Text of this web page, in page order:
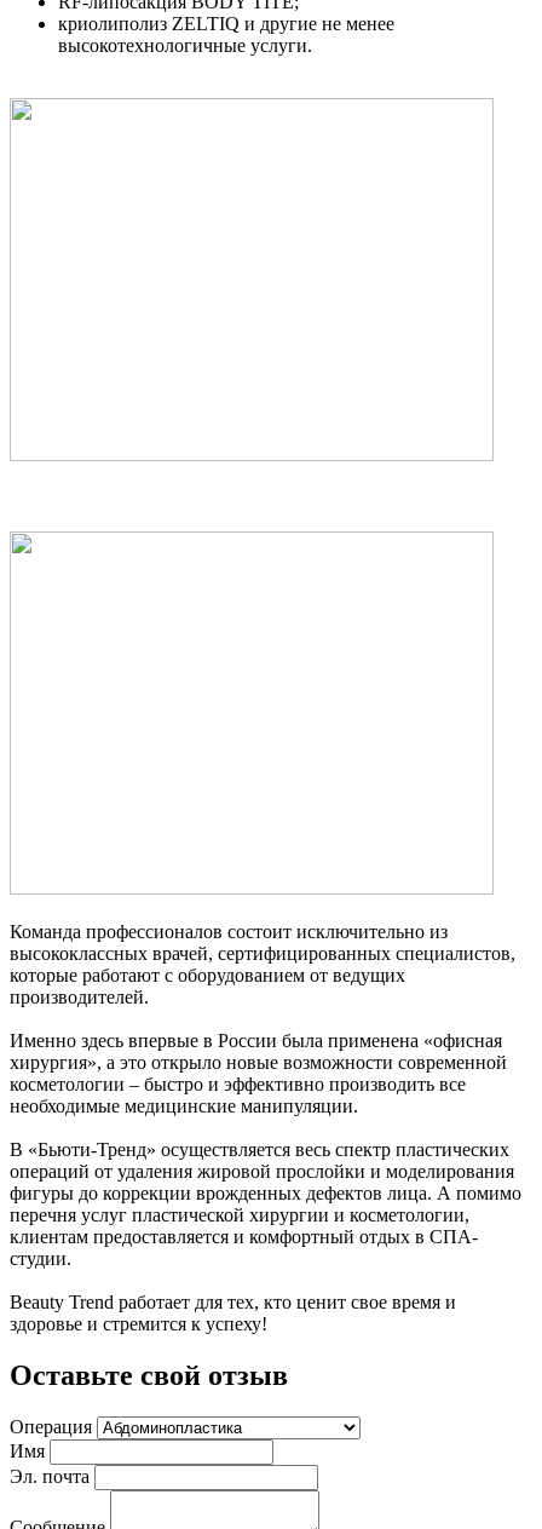
криолиполиз ZELTIQ и другие не менее
высокотехнологичные услуги.
Команда профессионалов состоит исключительно из
высококлассных врачей, сертифицированных специалистов,
которые работают с оборудованием от ведущих
производителей.
Именно здесь впервые в России была применена «офисная
хирургия», а это открыло новые возможности современной
косметологии – быстро и эффективно производить все
необходимые медицинские манипуляции.
В «Бьюти-Тренд» осуществляется весь спектр пластических
операций от удаления жировой прослойки и моделирования
фигуры до коррекции врожденных дефектов лица. А помимо
перечня услуг пластической хирургии и косметологии,
клиентам предоставляется и комфортный отдых в СПА-
студии.
Beauty Trend работает для тех, кто ценит свое время и
здоровье и стремится к успеху!
Оставьте свой отзыв
Операция
Имя
Эл. почта